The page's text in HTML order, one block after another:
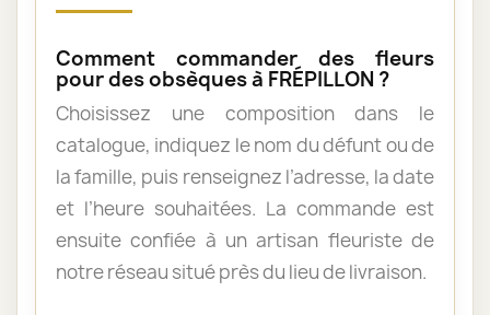
Comment commander des fleurs
pour des obsèques à FRÉPILLON ?
Choisissez une composition dans le
catalogue, indiquez le nom du défunt ou de
la famille, puis renseignez l’adresse, la date
et l’heure souhaitées. La commande est
ensuite confiée à un artisan fleuriste de
notre réseau situé près du lieu de livraison.